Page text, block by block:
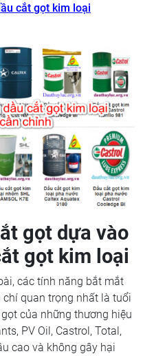
cắt gọt kim loại
gọt dựa vào
gọt kim loại
các tính năng bắt mắt
quan trọng nhất là tuổi
của những thương hiệu
PV Oil, Castrol, Total,
cao và không gây hại